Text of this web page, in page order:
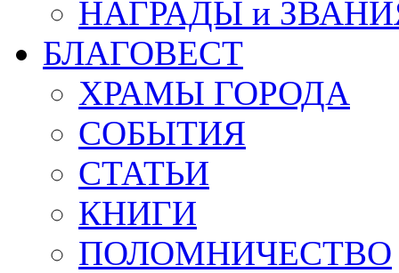
НАГРАДЫ и
БЛАГОВЕСТ
ХРАМЫ ГОРОДА
СОБЫТИЯ
СТАТЬИ
КНИГИ
ПОЛОМНИЧЕСТВО